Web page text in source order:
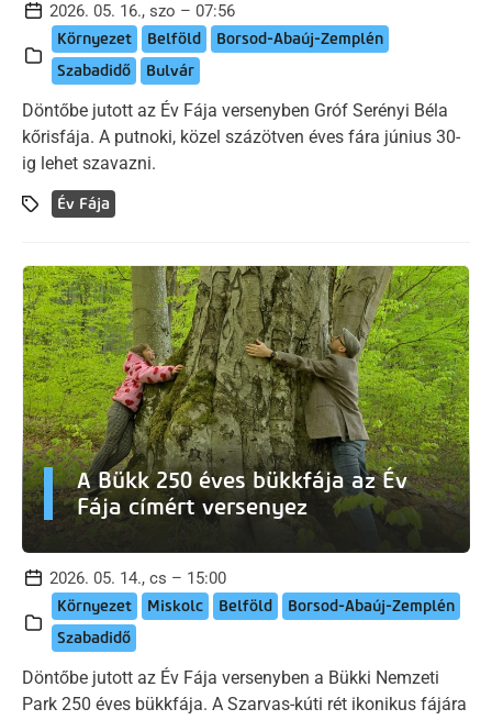
2026. 05. 16., szo – 07:56
Környezet Belföld
Borsod-Abaúj-Zemplén
Szabadidő
Bulvár
Döntőbe jutott az Év Fája versenyben Gróf Serényi Béla
kőrisfája. A putnoki, közel százötven éves fára június 30-
ig lehet szavazni.
Év Fája
A Bükk 250 éves bükkfája az Év
Fája címért versenyez
2026. 05. 14., cs – 15:00
Környezet Miskolc Belföld
Borsod-Abaúj-Zemplén
Szabadidő
Döntőbe jutott az Év Fája versenyben a Bükki Nemzeti
Park 250 éves bükkfája. A Szarvas-kúti rét ikonikus fájára